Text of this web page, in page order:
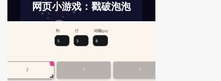
网页小游戏：戳破泡泡